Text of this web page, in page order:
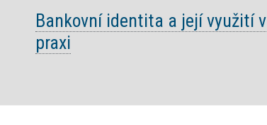
Bankovní identita a její využití v
praxi